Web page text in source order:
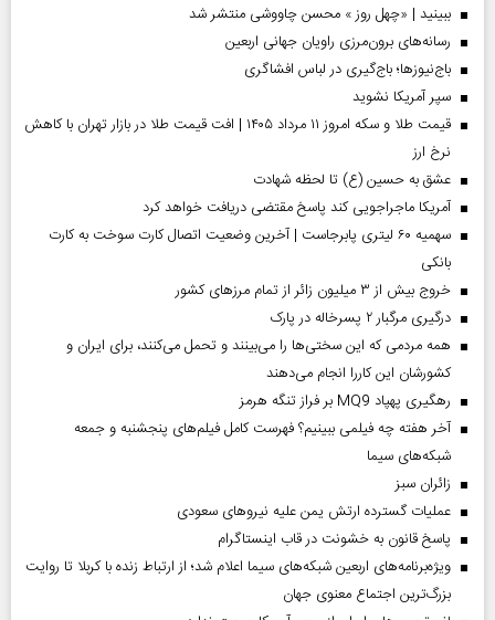
ببینید | «چهل روز » محسن چاووشی منتشر شد
رسانه‌های برون‌مرزی راویان جهانی اربعین
باج‌نیوزها؛ باج‌گیری در لباس افشاگری
سپر آمریکا نشوید
قیمت طلا و سکه امروز ۱۱ مرداد ۱۴۰۵ | افت قیمت طلا در بازار تهران با کاهش
نرخ ارز
عشق به حسین (ع) تا لحظه شهادت
آمریکا ماجراجویی کند پاسخ مقتضی دریافت خواهد کرد
سهمیه ۶۰ لیتری پابرجاست | آخرین وضعیت اتصال کارت سوخت به کارت
بانکی
خروج بیش از ۳ میلیون زائر از تمام مرز‌های کشور
درگیری مرگبار ۲ پسرخاله در پارک
همه مردمی که این سختی‌ها را می‌بینند و تحمل می‌کنند، برای ایران و
کشورشان این کاررا انجام می‌دهند
رهگیری پهپاد MQ9 بر فراز تنگه هرمز
آخر هفته چه فیلمی ببینیم؟ فهرست کامل فیلم‌های پنجشنبه و جمعه
شبکه‌های سیما
‌زائران سبز
عملیات گسترده ارتش یمن علیه نیروهای سعودی
پاسخ قانون به خشونت در قاب اینستاگرام
ویژه‌برنامه‌های اربعین شبکه‌های سیما اعلام شد؛ از ارتباط زنده با کربلا تا روایت
بزرگ‌ترین اجتماع معنوی جهان